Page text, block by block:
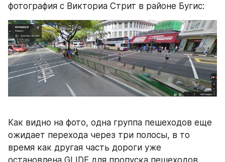
фотография с Викториа Стрит в районе Бугис:
Как видно на фото, одна группа пешеходов еще
ожидает перехода через три полосы, в то
время как другая часть дороги уже
остановлена GLIDE для пропуска пешеходов.